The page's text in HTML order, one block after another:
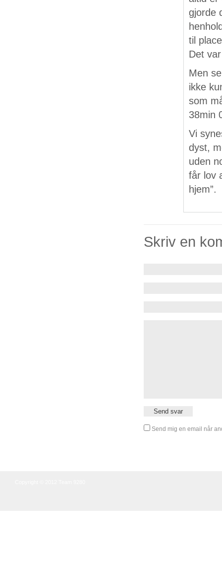
gjorde
til
Det
Men
ikke
som
38min
Vi
dyst,
uden
får lov
hjem”.
Skriv en
Send mig en email når